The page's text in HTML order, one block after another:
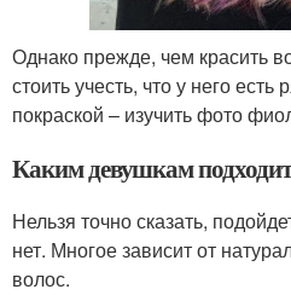
Однако прежде, чем красить
стоить учесть, что у него
покраской – изучить фото
Каким девушкам
Нельзя точно сказать,
нет. Многое зависит от
волос.